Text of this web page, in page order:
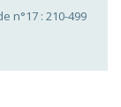
n°17 : 210-499